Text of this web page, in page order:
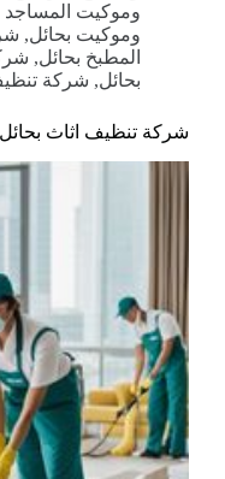
وموكيت المساجد
وموكيت بحائل,
المطبخ بحائل,
بحائل, شركة
شركة تنظيف اثاث بحائل